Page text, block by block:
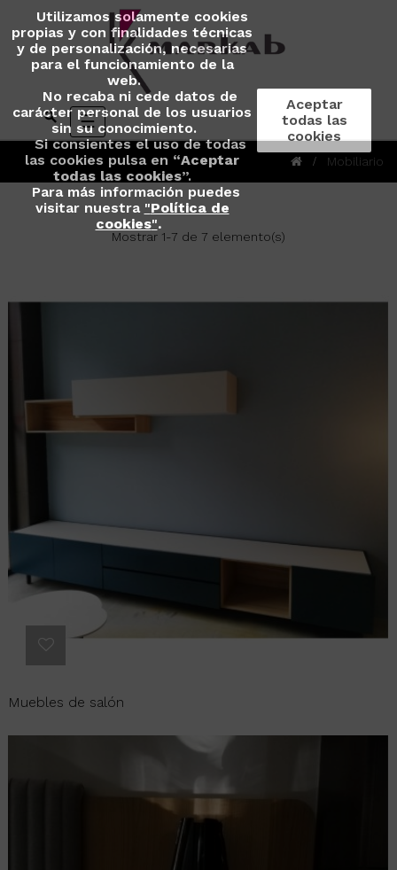
Utilizamos solamente cookies
propias y con finalidades técnicas
y de personalización, necesarias
para el funcionamiento de la
web.
No recaba ni cede datos de
carácter personal de los usuarios
sin su conocimiento.
Si consientes el uso de todas
las cookies pulsa en “Aceptar
todas las cookies”.
Para más información puedes
visitar nuestra "Política de
cookies".
Aceptar
todas las
cookies
Navegación
de
palanca
☰
Mobiliario
Mostrar 1-7 de 7 elemento(s)
Muebles de salón